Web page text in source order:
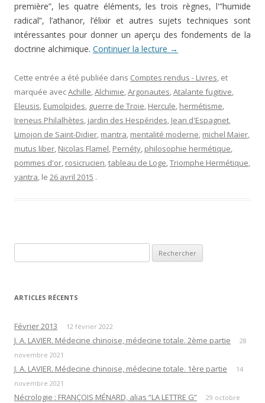
première”, les quatre éléments, les trois règnes, l'”humide
radical”, l’athanor, l’élixir et autres sujets techniques sont
intéressantes pour donner un aperçu des fondements de la
doctrine alchimique. Continuer la lecture →
Cette entrée a été publiée dans Comptes rendus - Livres, et
marquée avecAchille,Alchimie,Argonautes,Atalante fugitive,
Eleusis, Eumolpides, guerre de Troie, Hercule, hermétisme,
Ireneus Philalhètes, jardin des Hespérides, Jean d'Espagnet,
Limojon de Saint-Didier, mantra, mentalité moderne, michel Maier,
mutus liber, Nicolas Flamel, Pernéty, philosophie hermétique,
pommes d'or, rosicrucien,tableau de Loge,Triomphe Hermétique,
yantra, le 26 avril 2015 .
ARTICLES RÉCENTS
Février 2013 12 février 2022
J. A. LAVIER. Médecine chinoise, médecine totale. 2ème partie
28
novembre 2021
J. A. LAVIER. Médecine chinoise, médecine totale. 1ère partie
14
novembre 2021
Nécrologie : FRANÇOIS MÉNARD, alias “LA LETTRE G” 29 octobre